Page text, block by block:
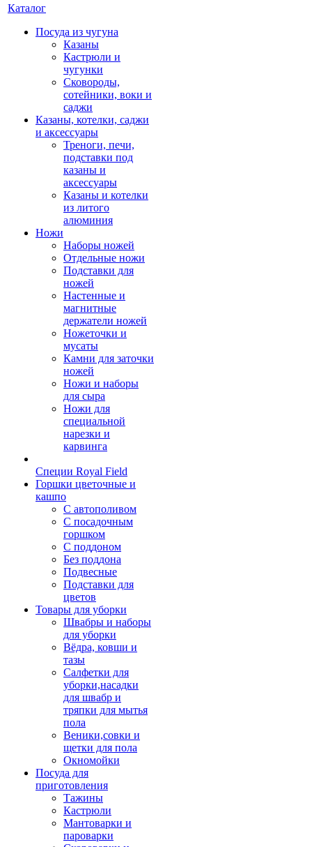
Каталог
Посуда из чугуна
Казаны
Кастрюли и
чугунки
Сковороды,
сотейники, воки и
саджи
Казаны, котелки, саджи
и аксессуары
Треноги, печи,
подставки под
казаны и
аксессуары
Казаны и котелки
из литого
алюминия
Ножи
Наборы ножей
Отдельные ножи
Подставки для
ножей
Настенные и
магнитные
держатели ножей
Ножеточки и
мусаты
Камни для заточки
ножей
Ножи и наборы
для сыра
Ножи для
специальной
нарезки и
карвинга
Специи Royal Field
Горшки цветочные и
кашпо
С автополивом
С посадочным
горшком
С поддоном
Без поддона
Подвесные
Подставки для
цветов
Товары для уборки
Швабры и наборы
для уборки
Вёдра, ковши и
тазы
Салфетки для
уборки,насадки
для швабр и
тряпки для мытья
пола
Веники,совки и
щетки для пола
Окномойки
Посуда для
приготовления
Тажины
Кастрюли
Мантоварки и
пароварки